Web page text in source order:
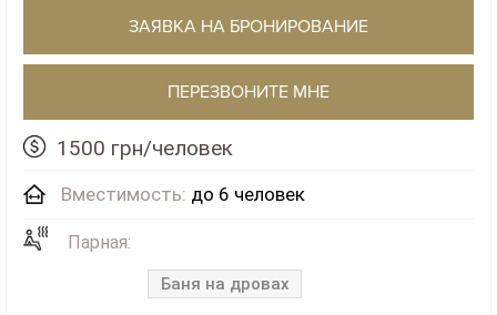
ЗАЯВКА НА БРОНИРОВАНИЕ
ПЕРЕЗВОНИТЕ МНЕ
1500 грн/человек
Вместимость: до 6 человек
Парная:
Баня на дровах